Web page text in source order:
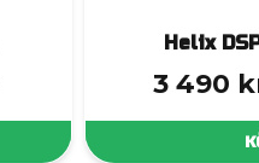
Helix
3 490